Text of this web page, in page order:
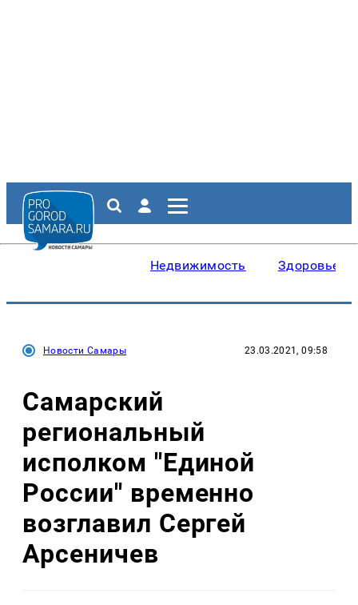
Недвижимость Здоровье
Новости Самары 23.03.2021, 09:58
Самарский
региональный
исполком "Единой
России" временно
возглавил Сергей
Арсеничев